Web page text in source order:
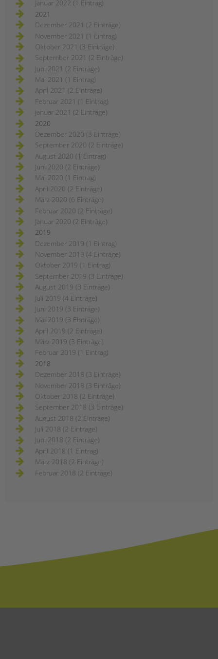
Januar 2022 (1 Eintrag)
2021
Dezember 2021 (2 Einträge)
November 2021 (1 Eintrag)
Oktober 2021 (3 Einträge)
September 2021 (2 Einträge)
Juni 2021 (2 Einträge)
Mai 2021 (1 Eintrag)
April 2021 (2 Einträge)
Februar 2021 (1 Eintrag)
Januar 2021 (2 Einträge)
2020
Dezember 2020 (3 Einträge)
September 2020 (2 Einträge)
August 2020 (1 Eintrag)
Juni 2020 (2 Einträge)
Mai 2020 (1 Eintrag)
April 2020 (2 Einträge)
März 2020 (6 Einträge)
Februar 2020 (2 Einträge)
Januar 2020 (2 Einträge)
2019
Dezember 2019 (1 Eintrag)
November 2019 (4 Einträge)
Oktober 2019 (1 Eintrag)
September 2019 (3 Einträge)
August 2019 (3 Einträge)
Juli 2019 (4 Einträge)
Juni 2019 (3 Einträge)
Mai 2019 (3 Einträge)
April 2019 (2 Einträge)
März 2019 (3 Einträge)
Februar 2019 (1 Eintrag)
2018
Dezember 2018 (3 Einträge)
November 2018 (3 Einträge)
Oktober 2018 (2 Einträge)
September 2018 (3 Einträge)
August 2018 (2 Einträge)
Juli 2018 (2 Einträge)
Juni 2018 (2 Einträge)
April 2018 (1 Eintrag)
März 2018 (2 Einträge)
Februar 2018 (2 Einträge)